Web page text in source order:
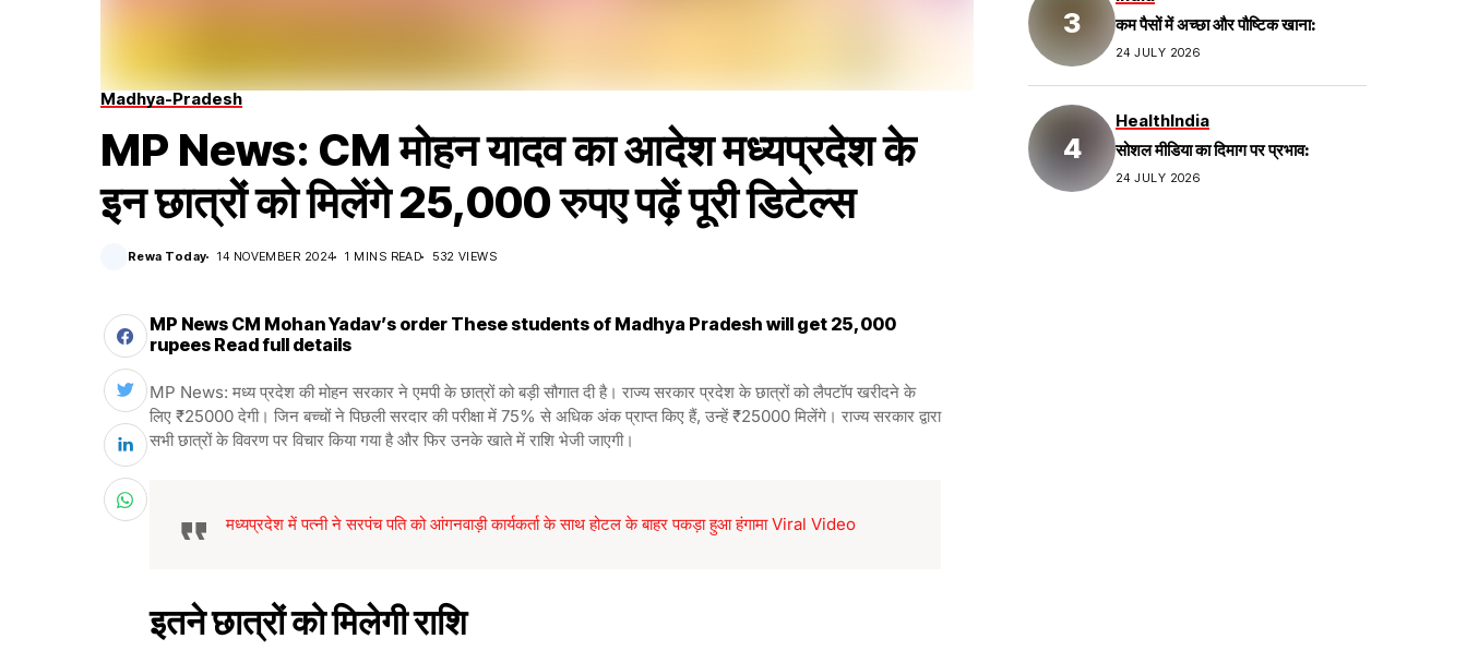
Madhya-Pradesh
MP News: CM मोहन यादव का आदेश मध्यप्रदेश के
इन छात्रों को मिलेंगे 25,000 रुपए पढ़ें पूरी डिटेल्स
Rewa Today 14 NOVEMBER 2024 1 MINS READ 532 VIEWS
MP News CM Mohan Yadav’s order These students of Madhya Pradesh will get 25,000
rupees Read full details
MP News: मध्य प्रदेश की मोहन सरकार ने एमपी के छात्रों को बड़ी सौगात दी है। राज्य सरकार प्रदेश के छात्रों को लैपटॉप खरीदने के
लिए ₹25000 देगी। जिन बच्चों ने पिछली सरदार की परीक्षा में 75% से अधिक अंक प्राप्त किए हैं, उन्हें ₹25000 मिलेंगे। राज्य सरकार द्वारा
सभी छात्रों के विवरण पर विचार किया गया है और फिर उनके खाते में राशि भेजी जाएगी।
मध्यप्रदेश में पत्नी ने सरपंच पति को आंगनवाड़ी कार्यकर्ता के साथ होटल के बाहर पकड़ा हुआ हंगामा Viral Video
इतने छात्रों को मिलेगी राशि
कम पैसों में अच्छा और पौष्टिक खाना:
24 JULY 2026
HealthIndia
सोशल मीडिया का दिमाग पर प्रभाव:
24 JULY 2026